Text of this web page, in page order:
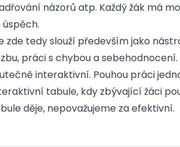
názorů atp. Každý žák má
zde tedy slouží především jako
práci s chybou a
interaktivní. Pouhou práci
tabule, kdy zbývající žáci
děje, nepovažujeme za efektivní.